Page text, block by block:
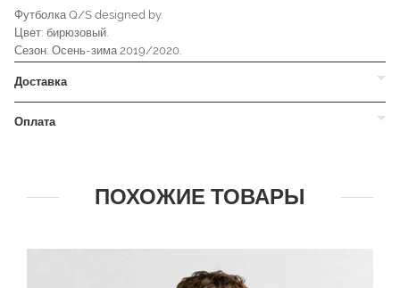
Футболка Q/S designed by.
Цвет: бирюзовый.
Сезон: Осень-зима 2019/2020.
Доставка
Оплата
ПОХОЖИЕ ТОВАРЫ